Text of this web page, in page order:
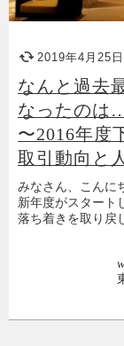
2019年4月25日
なんと過去
なったのは
〜2016年度
取引動向と
みなさん、こんに
新年度がスタート
落ち着きを取り戻